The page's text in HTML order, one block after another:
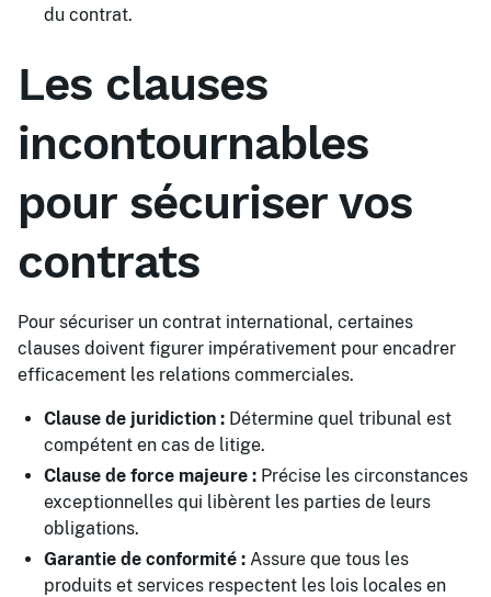
du contrat.
Les clauses
incontournables
pour sécuriser vos
contrats
Pour sécuriser un contrat international, certaines
clauses doivent figurer impérativement pour encadrer
efficacement les relations commerciales.
Clause de juridiction : Détermine quel tribunal est
compétent en cas de litige.
Clause de force majeure : Précise les circonstances
exceptionnelles qui libèrent les parties de leurs
obligations.
Garantie de conformité : Assure que tous les
produits et services respectent les lois locales en